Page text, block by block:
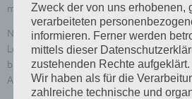
muss mindestens folgende Angaben
Name, Vorname, Mitglieds-Nr., Dauer der
Leistungen, Funktionen, Ehrenämter in
bisherige Auszeichnungen, wann erfolgte
Antragsberechtigt sind:
Zweck der von uns erhobenen,
verarbeiteten
informieren. Ferner werden
mittels dieser
zustehenden Rechte aufgeklärt.
Wir haben als für die
zahlreiche technische und